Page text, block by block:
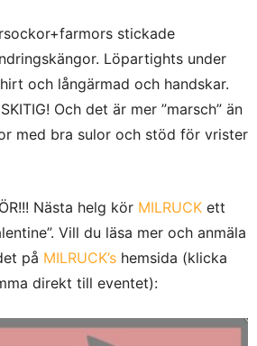
stickade
Löpartights under
och långärmad och handskar.
Och det är mer ”marsch” än
med bra sulor och stöd för vrister
Nästa helg kör MILRUCK ett
Vill du läsa mer och anmäla
på MILRUCK’s hemsida (klicka
direkt till eventet):